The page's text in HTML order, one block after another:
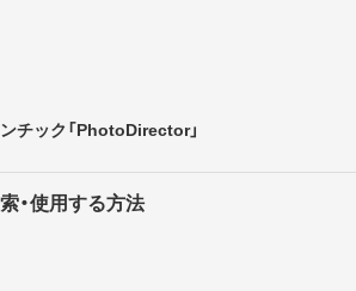
チック「PhotoDirector」
・使用する方法